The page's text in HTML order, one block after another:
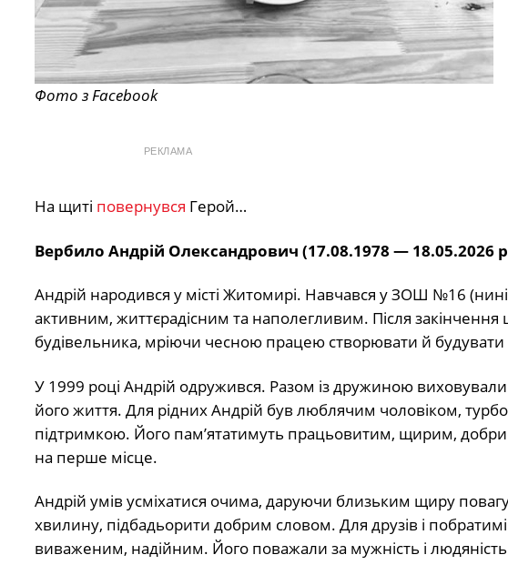
Фото з Facebook
РЕКЛАМА
На щиті повернувся Герой…
Вербило Андрій Олександрович (17.08.1978 — 18.05.2026
Андрій народився у місті Житомирі. Навчався у ЗОШ №16
активним, життєрадісним та наполегливим. Після
будівельника, мріючи чесною працею створювати й
У 1999 році Андрій одружився. Разом із дружиною
його життя. Для рідних Андрій був люблячим чоловіком,
підтримкою. Його пам’ятатимуть працьовитим, щирим,
на перше місце.
Андрій умів усміхатися очима, даруючи близьким щиру повагу
хвилину, підбадьорити добрим словом. Для друзів і
виваженим, надійним. Його поважали за мужність і